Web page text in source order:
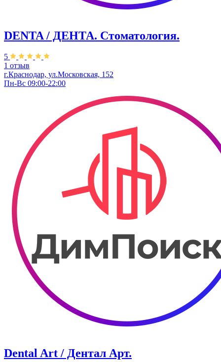
DENTA / ДЕНТА. Стоматология.
5
1 отзыв
г.Краснодар, ул.Московская, 152
Пн-Вс 09:00-22:00
Dental Art / Дентал Арт.